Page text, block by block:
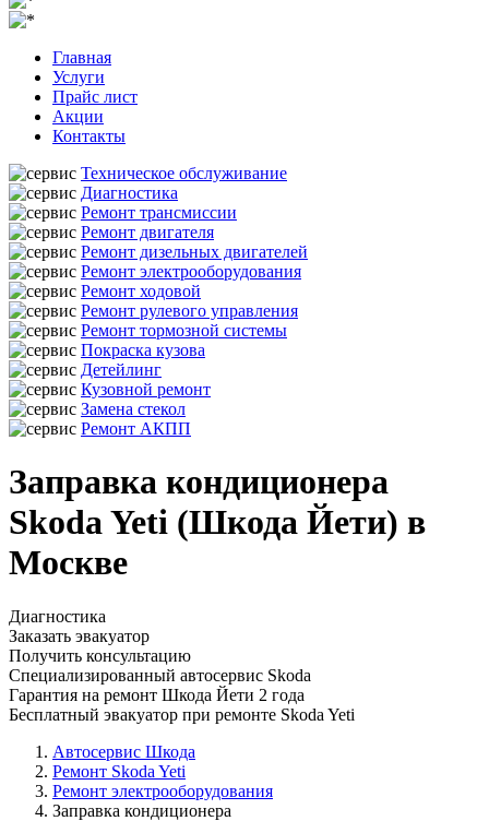
Главная
Услуги
Прайс лист
Акции
Контакты
Техническое обслуживание
Диагностика
Ремонт трансмиссии
Ремонт двигателя
Ремонт дизельных двигателей
Ремонт электрооборудования
Ремонт ходовой
Ремонт рулевого управления
Ремонт тормозной системы
Покраска кузова
Детейлинг
Кузовной ремонт
Замена стекол
Ремонт АКПП
Заправка кондиционера
Skoda Yeti (Шкода Йети) в
Москве
Диагностика
Заказать эвакуатор
Получить консультацию
Специализированный автосервис Skoda
Гарантия на ремонт Шкода Йети 2 года
Бесплатный эвакуатор при ремонте Skoda Yeti
Автосервис Шкода
Ремонт Skoda Yeti
Ремонт электрооборудования
Заправка кондиционера